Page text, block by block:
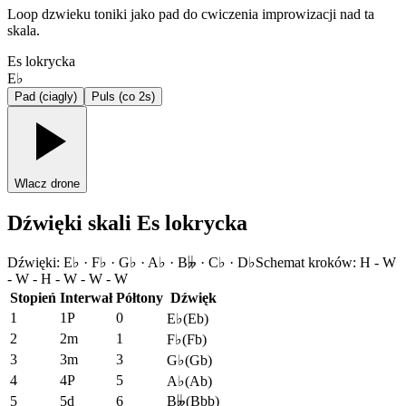
Loop dzwieku toniki jako pad do cwiczenia improwizacji nad ta
skala.
Es lokrycka
E♭
Pad (ciagly) Puls (co 2s)
Wlacz drone
Dźwięki skali Es lokrycka
Dźwięki: E♭ · F♭ · G♭ · A♭ · B𝄫 · C♭ · D♭Schemat kroków: H - W
- W - H - W - W - W
Stopień Interwał Półtony Dźwięk
1
1P 0 E♭(Eb)
2
2m 1 F♭(Fb)
3
3m 3 G♭(Gb)
4
4P 5 A♭(Ab)
5
5d 6 B𝄫(Bbb)